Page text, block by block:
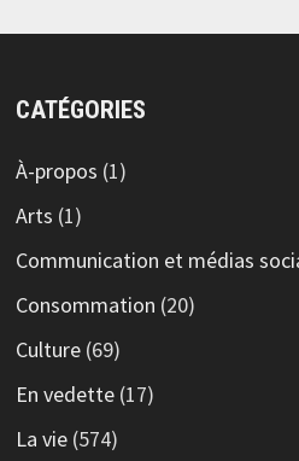
CATÉGORIES
À-propos (1)
Arts (1)
Communication et médias
Consommation (20)
Culture(69)
En vedette(17)
La vie(574)